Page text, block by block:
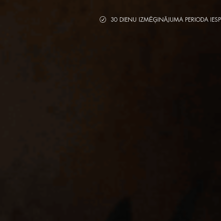
R 30 DIENU IZMĒĢINĀJUMA PERIODA